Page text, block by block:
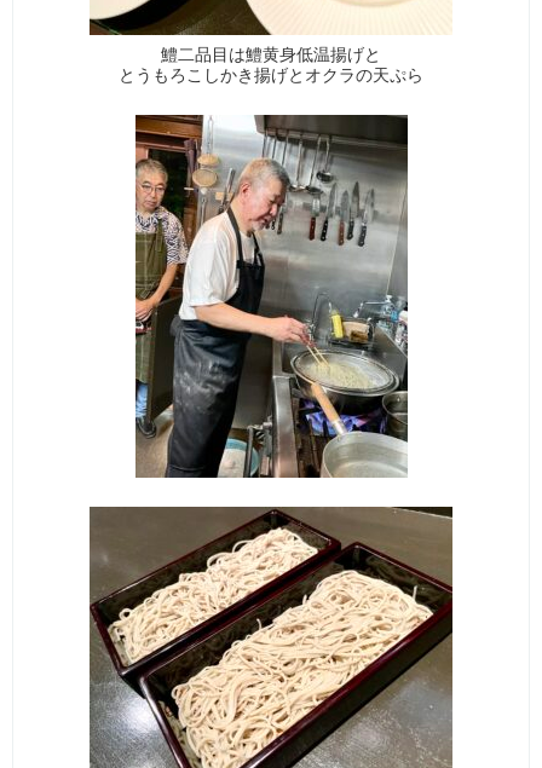
鱧二品目は鱧黄身低温揚げと
とうもろこしかき揚げとオクラの天ぷら